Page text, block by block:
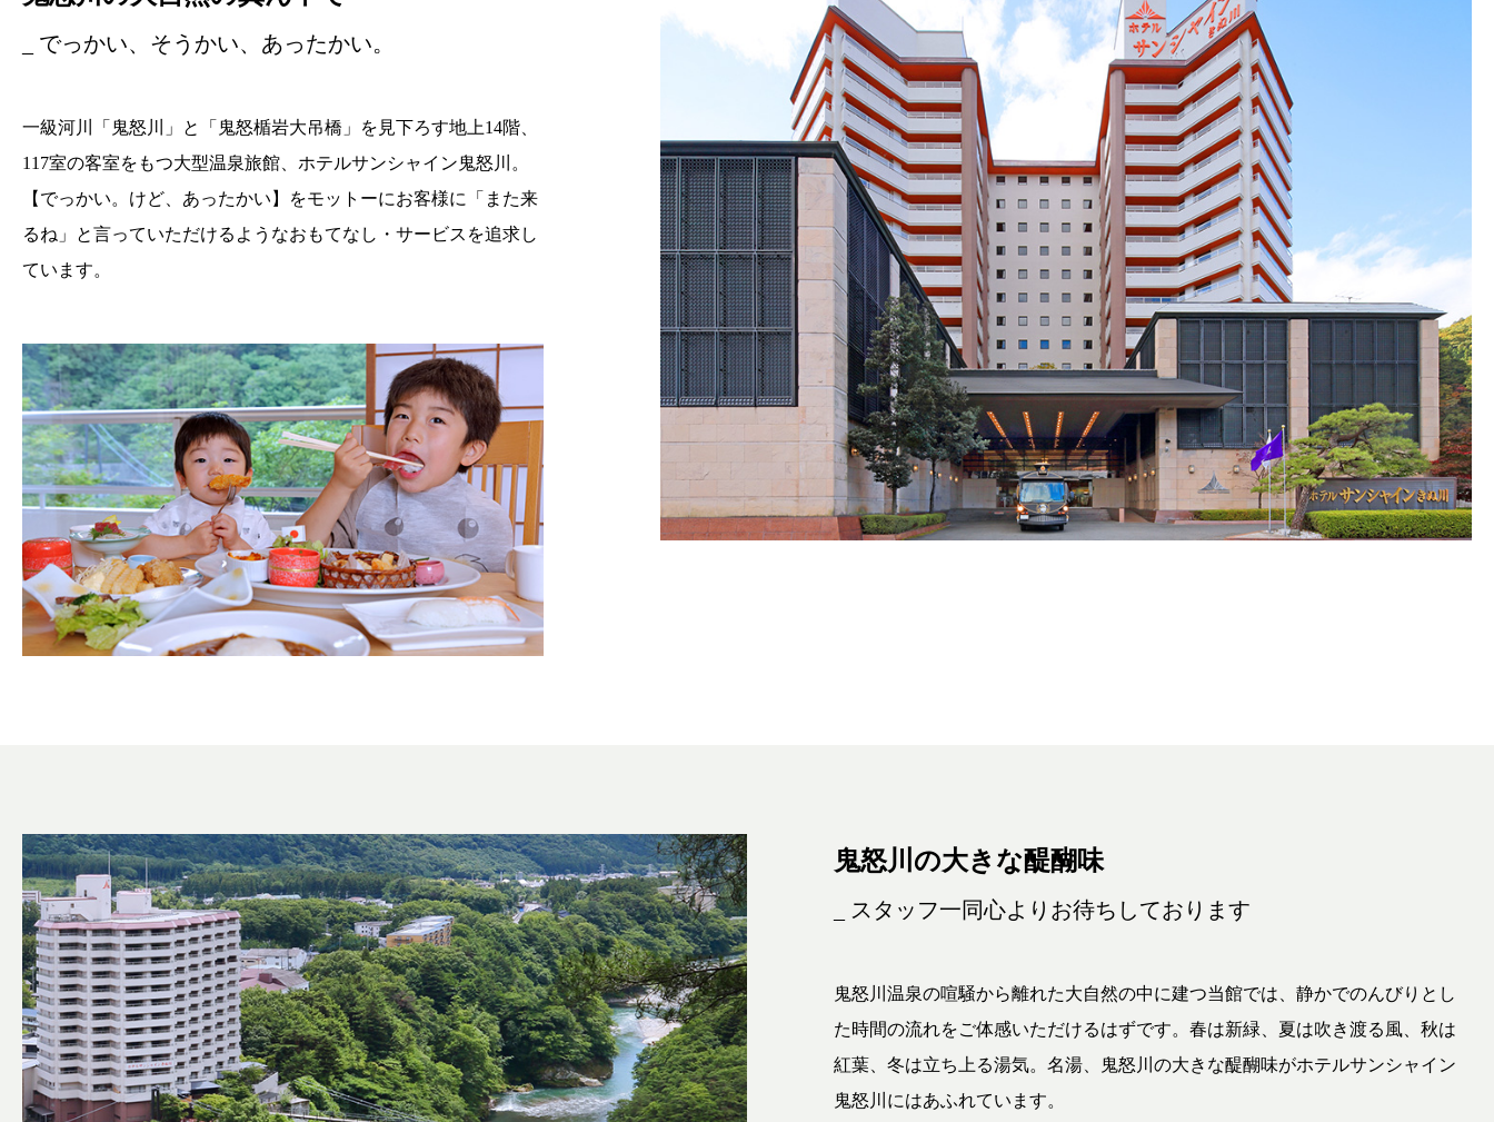
_ でっかい、そうかい、あったかい。
一級河川「鬼怒川」と「鬼怒楯岩大吊橋」を見下ろす地上14階、
117室の客室をもつ大型温泉旅館、ホテルサンシャイン鬼怒川。
【でっかい。けど、あったかい】をモットーにお客様に「また来
るね」と言っていただけるようなおもてなし・サービスを追求し
ています。
鬼怒川の大きな醍醐味
_ スタッフ一同心よりお待ちしております
鬼怒川温泉の喧騒から離れた大自然の中に建つ当館では、静かでのんびりとし
た時間の流れをご体感いただけるはずです。春は新緑、夏は吹き渡る風、秋は
紅葉、冬は立ち上る湯気。名湯、鬼怒川の大きな醍醐味がホテルサンシャイン
鬼怒川にはあふれています。